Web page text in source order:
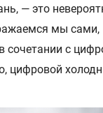
— это
мы сами,
сочетании с
цифровой